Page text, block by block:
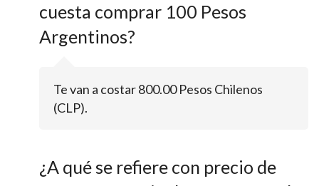
cuesta comprar 100 Pesos
Argentinos?
Te van a costar 800.00 Pesos Chilenos
(CLP).
¿A qué se refiere con precio de